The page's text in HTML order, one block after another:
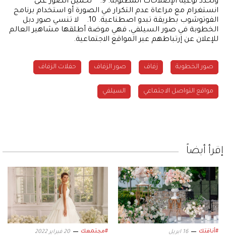
انستغرام مع مراعاة عدم التكرار في الصورة أو استخدام برنامج
الفوتوشوب بطريقة تبدو اصطناعية. 10. لا تنسي صور دبل
الخطوبة في صور السيلفي، فهي موضة أطلقها مشاهير العالم
للإعلان عن إرتباطهم عبر المواقع الاجتماعية.
صور الخطوبة زفاف صور الزفاف حفلات الزفاف
مواقع التواصل الاجتماعي السيلفي
إقرأ أيضاً
#أناقتك 16 ابريل #مجتمعك 20 فبراير 2022